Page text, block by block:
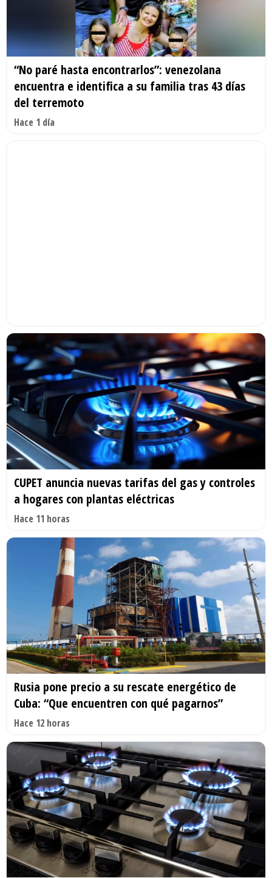
“No paré hasta encontrarlos”: venezolana
encuentra e identifica a su familia tras 43 días
del terremoto
Hace 1 día
CUPET anuncia nuevas tarifas del gas y controles
a hogares con plantas eléctricas
Hace 11 horas
Rusia pone precio a su rescate energético de
Cuba: “Que encuentren con qué pagarnos”
Hace 12 horas